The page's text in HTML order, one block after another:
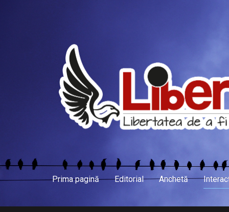
Prima pagină Editorial Anchetă